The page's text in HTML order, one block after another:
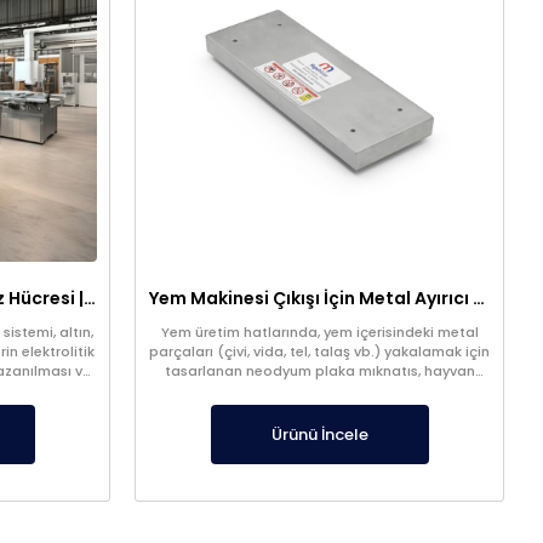
316 Paslanmaz 1m³ Elektroliz Hücresi | 7 Katot 8 Anot Altın Gümüş Rafinasyon Sistemi
altın,
elektrolitik
ve
şekilde
iyonlarının
üretim elde
Yem Makinesi Çıkışı İçin Metal Ayırıcı Plaka Mıknatıs
Yem üretim hatlarında, yem içerisindeki metal
parçaları (çivi, vida, tel, talaş vb.) yakalamak için
tasarlanan neodyum plaka mıknatıs, hayvan
Yem makinesi çıkışına uygun özel ölçü üretim
yapılabilir.
Ürünü İncele